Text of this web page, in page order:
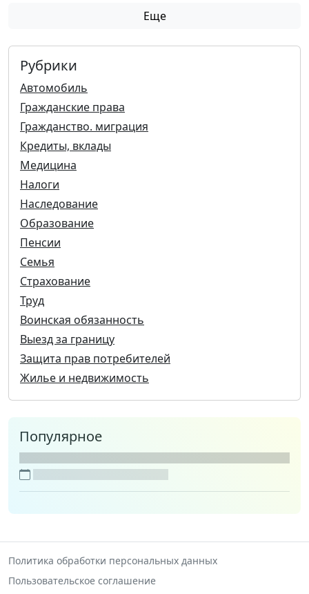
Еще
Рубрики
Автомобиль
Гражданские права
Гражданство. миграция
Кредиты, вклады
Медицина
Налоги
Наследование
Образование
Пенсии
Семья
Страхование
Труд
Воинская обязанность
Выезд за границу
Защита прав потребителей
Жилье и недвижимость
Популярное
Политика обработки персональных данных
Пользовательское соглашение